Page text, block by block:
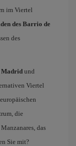
im Viertel
des Barrio de
des
Madrid und
Viertel
die
das
Sie mit?